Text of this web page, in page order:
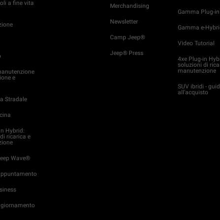
a fine vita
e
Stradale
Hybrid:
ricarica e
Wave®
Merchandising
Newsletter
Camp Jeep®
Jeep® Press
Gamma Plug-
Gamma e-
Video Tutorial
4xe Plug-in
soluzioni di
manutenzione
SUV ibridi -
all'acquisto